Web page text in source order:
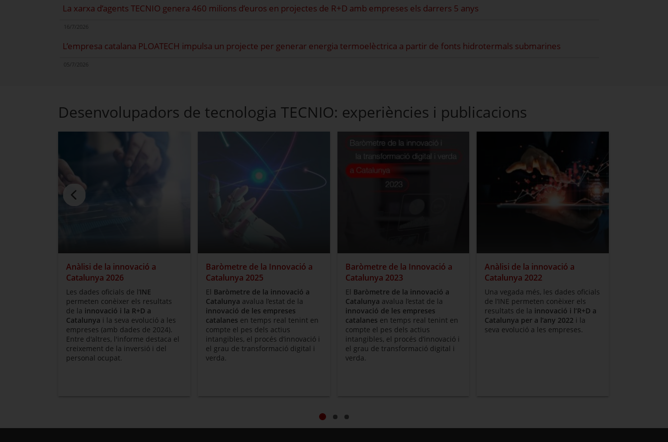
La xarxa d’agents TECNIO genera 460 milions d’euros en projectes de R+D amb empreses els darrers 5 anys
16/7/2026
L’empresa catalana PLOATECH impulsa un projecte per generar energia termoelèctrica a partir de fonts hidrotermals submarines
05/7/2026
Desenvolupadors de tecnologia TECNIO: experiències i publicacions
Anàlisi de la innovació a
Catalunya 2026
Les dades oficials de l’INE
permeten conèixer els resultats
de la innovació i la R+D a
Catalunya i la seva evolució a les
empreses (amb dades de 2024).
Entre d'altres, l'informe destaca el
creixement de la inversió i del
personal ocupat.
Baròmetre de la Innovació a
Catalunya 2025
El Baròmetre de la innovació a
Catalunya avalua l’estat de la
innovació de les empreses
catalanes en temps real tenint en
compte el pes dels actius
intangibles, el procés d’innovació i
el grau de transformació digital i
verda.
Baròmetre de la Innovació a
Catalunya 2023
El Baròmetre de la innovació a
Catalunya avalua l’estat de la
innovació de les empreses
catalanes en temps real tenint en
compte el pes dels actius
intangibles, el procés d’innovació i
el grau de transformació digital i
verda.
Anàlisi de la innovació a
Catalunya 2022
Una vegada més, les dades oficials
de l’INE permeten conèixer els
resultats de la innovació i l’R+D a
Catalunya per a l’any 2022 i la
seva evolució a les empreses.